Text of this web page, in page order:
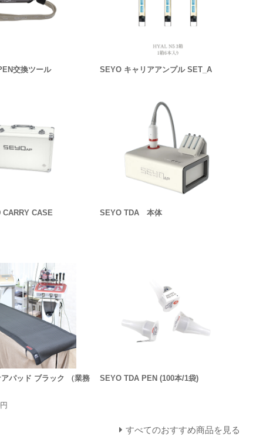
交換ツール SEYO キャリアアンプル SET_A
CARRY CASE SEYO TDA 本体
パッド ブラック （業務
SEYO TDA PEN (100本/1袋)
すべてのおすすめ商品を見る